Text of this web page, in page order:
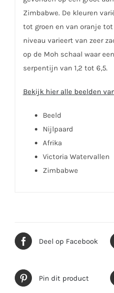
Zimbabwe. De kleuren
tot groen en van oranje
niveau varieert van zeer
op de Moh schaal waar
serpentijn van 1,2 tot 6,5.
Bekijk hier alle beelden
Beeld
Nijlpaard
Afrika
Victoria Watervallen
Zimbabwe
Deel op Facebook
Pin dit product